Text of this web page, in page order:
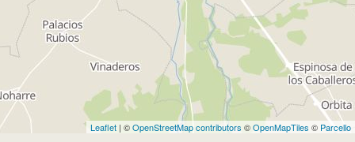
Leaflet | ©OpenStreetMap contributors ©OpenMapTiles © Parcello